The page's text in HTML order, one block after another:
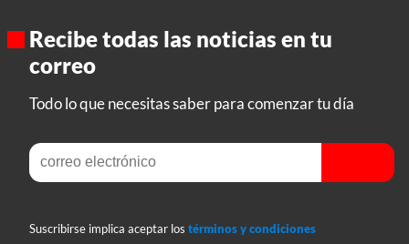
Recibe todas las noticias en tu
correo
Todo lo que necesitas saber para comenzar tu día
Suscribirse implica aceptar los términos y condiciones